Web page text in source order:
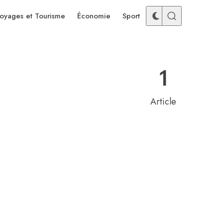
et Tourisme Économie Sport
1
Article